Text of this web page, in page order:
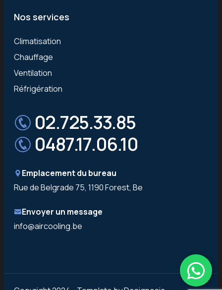
Nos services
Climatisation
Chauffage
Ventilation
Réfrigération
02.725.33.85
0487.17.06.10
Emplacement du bureau
Rue de Belgrade 75, 1190 Forest, Be
Envoyer un message
info@aircooling.be